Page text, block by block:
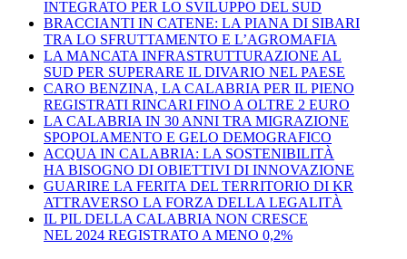
INTEGRATO PER LO SVILUPPO DEL SUD
BRACCIANTI IN CATENE: LA PIANA DI SIBARI
TRA LO SFRUTTAMENTO E L’AGROMAFIA
LA MANCATA INFRASTRUTTURAZIONE AL
SUD PER SUPERARE IL DIVARIO NEL PAESE
CARO BENZINA, LA CALABRIA PER IL PIENO
REGISTRATI RINCARI FINO A OLTRE 2 EURO
LA CALABRIA IN 30 ANNI TRA MIGRAZIONE
SPOPOLAMENTO E GELO DEMOGRAFICO
ACQUA IN CALABRIA: LA SOSTENIBILITÀ
HA BISOGNO DI OBIETTIVI DI INNOVAZIONE
GUARIRE LA FERITA DEL TERRITORIO DI KR
ATTRAVERSO LA FORZA DELLA LEGALITÀ
IL PIL DELLA CALABRIA NON CRESCE
NEL 2024 REGISTRATO A MENO 0,2%